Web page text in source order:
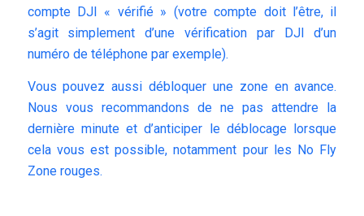
compte DJI « vérifié » (votre compte doit l’être, il
s’agit simplement d’une vérification par DJI d’un
numéro de téléphone par exemple).
Vous pouvez aussi débloquer une zone en avance.
Nous vous recommandons de ne pas attendre la
dernière minute et d’anticiper le déblocage lorsque
cela vous est possible, notamment pour les No Fly
Zone rouges.